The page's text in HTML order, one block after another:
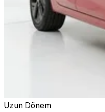
Uzun Dönem